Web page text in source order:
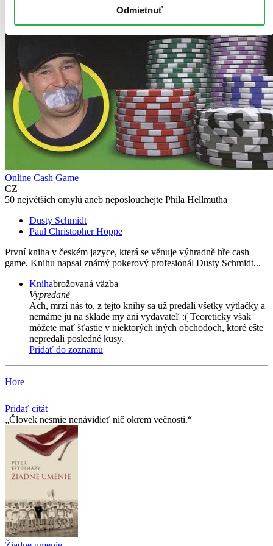
Odmietnuť
Online Cash Game
CZ
50 největších omylů aneb neposlouchejte Phila Hellmutha
Dusty Schmidt
Paul Christopher Hoppe
První kniha v českém jazyce, která se věnuje výhradně hře cash
game. Knihu napsal známý pokerový profesionál Dusty Schmidt...
Knihabrožovaná väzba
Vypredané
Ach, mrzí nás to, z tejto knihy sa už predali všetky výtlačky a
nemáme ju na sklade my ani vydavateľ :( Teoreticky však
môžete mať šťastie v niektorých iných obchodoch, ktoré ešte
nepredali posledné kusy.
Pridať do zoznamu
Hore
Pridať citát
Človek nesmie nenávidieť nič okrem večnosti.